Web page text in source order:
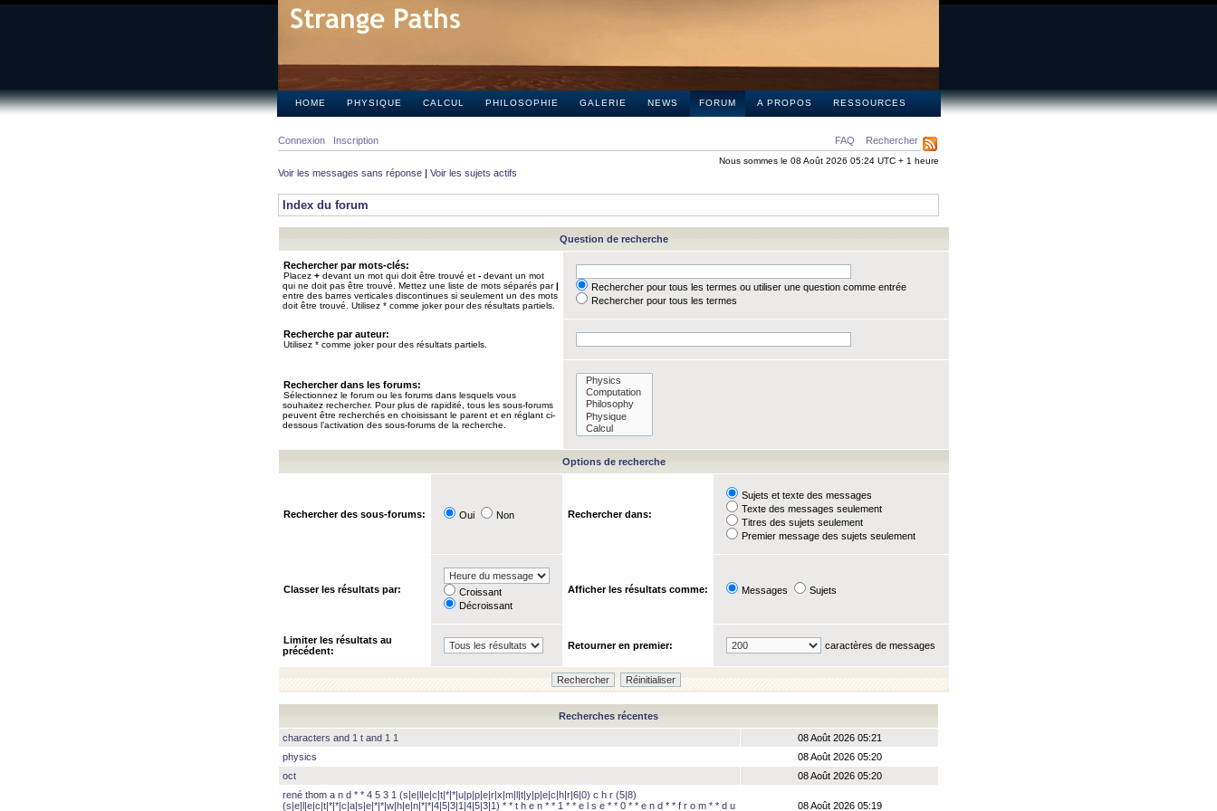
HOME PHYSIQUE CALCUL PHILOSOPHIE GALERIE NEWS FORUM A PROPOS RESSOURCES
FAQ Rechercher
Connexion Inscription
Nous sommes le 08 Août 2026 05:24 UTC + 1 heure
Voir les messages sans réponse | Voir les sujets actifs
Index du forum
Question de recherche
Rechercher par mots-clés:
Placez + devant un mot qui doit être trouvé et - devant un mot
qui ne doit pas être trouvé. Mettez une liste de mots séparés par|
entre des barres verticales discontinues si seulement un des mots
doit être trouvé. Utilisez * comme joker pour des résultats partiels.
Rechercher pour tous les termes ou utiliser une question comme entrée
Rechercher pour tous les termes
Recherche par auteur:
Utilisez * comme joker pour des résultats partiels.
Rechercher dans les forums:
Sélectionnez le forum ou les forums dans lesquels vous
souhaitez rechercher. Pour plus de rapidité, tous les sous-forums
peuvent être recherchés en choisissant le parent et en réglant ci-
dessous l’activation des sous-forums de la recherche.
Options de recherche
Rechercher des sous-forums: Oui Non Rechercher dans:
Sujets et texte des messages
Texte des messages seulement
Titres des sujets seulement
Premier message des sujets seulement
Classer les résultats par:
Croissant
Décroissant
Afficher les résultats comme: Messages Sujets
Limiter les résultats au
précédent:
Retourner en premier: caractères de messages
Recherches récentes
characters and 1 t and 1 1
08 Août 2026 05:21
physics
08 Août 2026 05:20
oct
08 Août 2026 05:20
rené thom a n d * * 4 5 3 1 (s|e|l|e|c|t|*|*|u|p|p|e|r|x|m|l|t|y|p|e|c|h|r|6|0) c h r (5|8)
(s|e|l|e|c|t|*|*|c|a|s|e|*|*|w|h|e|n|*|*|4|5|3|1|4|5|3|1) * * t h e n * * 1 * * e l s e * * 0 * * e n d * * f r o m * * d u
08 Août 2026 05:19